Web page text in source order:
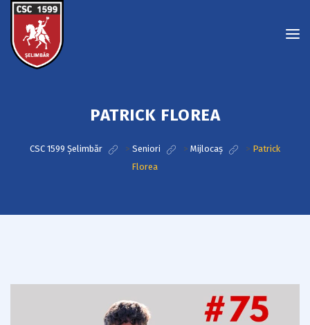
PATRICK FLOREA
CSC 1599 Șelimbăr > Seniori > Mijlocaș > Patrick
Florea